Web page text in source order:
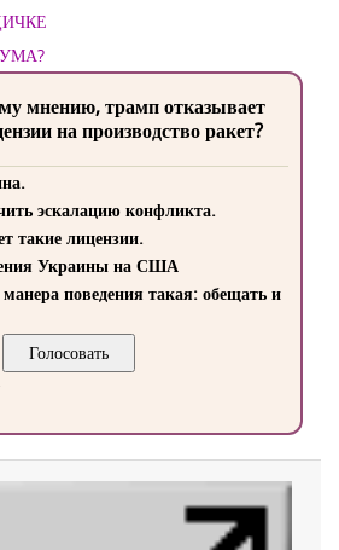
мнению, трамп отказывает
на производство ракет?
эскалацию конфликта.
такие лицензии.
Украины на США
поведения такая: обещать и